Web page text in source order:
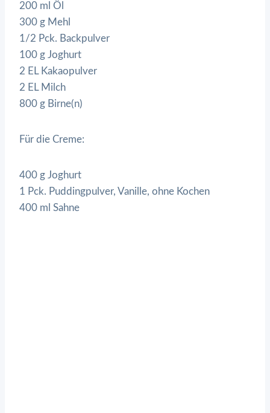
200 ml Öl
300 g Mehl
1/2 Pck. Backpulver
100 g Joghurt
2 EL Kakaopulver
2 EL Milch
800 g Birne(n)
Für die Creme:
400 g Joghurt
1 Pck. Puddingpulver, Vanille, ohne Kochen
400 ml Sahne